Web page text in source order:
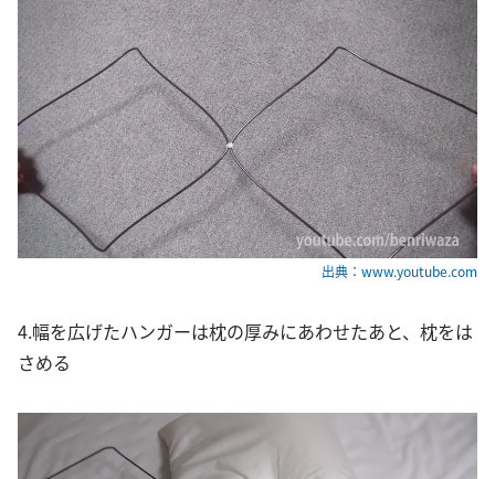
出典：www.youtube.com
4.幅を広げたハンガーは枕の厚みにあわせたあと、枕をは
さめる